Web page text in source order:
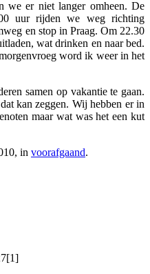
we er niet langer omheen. De
uur rijden we weg richting
en stop in Praag. Om 22.30
wat drinken en naar bed.
word ik weer in het
samen op vakantie te gaan.
kan zeggen. Wij hebben er in
maar wat was het een kut
in voorafgaand.